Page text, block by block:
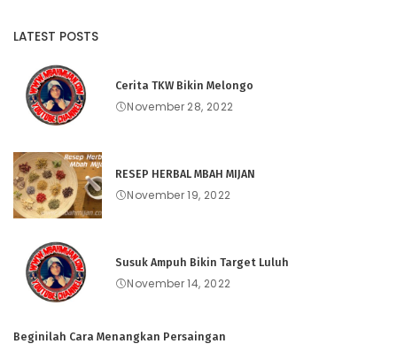
LATEST POSTS
Cerita TKW Bikin Melongo
November 28, 2022
RESEP HERBAL MBAH MIJAN
November 19, 2022
Susuk Ampuh Bikin Target Luluh
November 14, 2022
Beginilah Cara Menangkan Persaingan